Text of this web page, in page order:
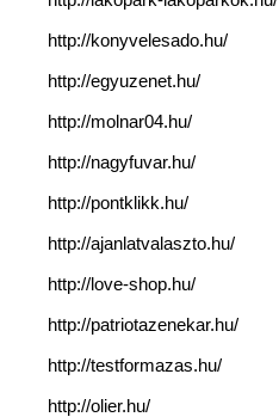
http://konyvelesado.hu/
http://egyuzenet.hu/
http://molnar04.hu/
http://nagyfuvar.hu/
http://pontklikk.hu/
http://ajanlatvalaszto.hu/
http://love-shop.hu/
http://patriotazenekar.hu/
http://testformazas.hu/
http://olier.hu/